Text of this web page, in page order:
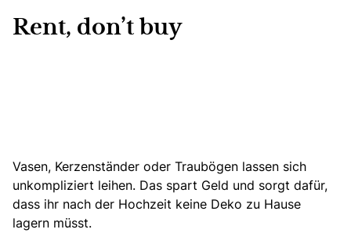
Rent, don’t buy
Vasen, Kerzenständer oder Traubögen lassen sich
unkompliziert leihen. Das spart Geld und sorgt dafür,
dass ihr nach der Hochzeit keine Deko zu Hause
lagern müsst.